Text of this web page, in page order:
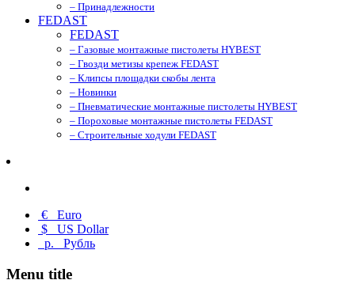
– Принадлежности
FEDAST
FEDAST
– Газовые монтажные пистолеты HYBEST
– Гвозди метизы крепеж FEDAST
– Клипсы площадки скобы лента
– Новинки
– Пневматические монтажные пистолеты HYBEST
– Пороховые монтажные пистолеты FEDAST
– Строительные ходули FEDAST
€ Euro
$ US Dollar
р. Рубль
Menu title